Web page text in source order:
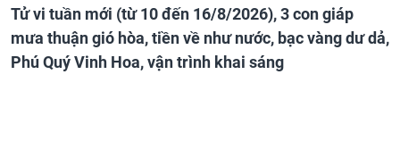
Tử vi tuần mới (từ 10 đến 16/8/2026), 3 con giáp
mưa thuận gió hòa, tiền về như nước, bạc vàng dư dả,
Phú Quý Vinh Hoa, vận trình khai sáng